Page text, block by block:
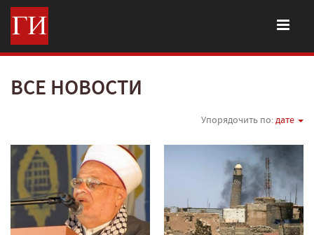
ВСЕ НОВОСТИ
Упорядочить по:дате